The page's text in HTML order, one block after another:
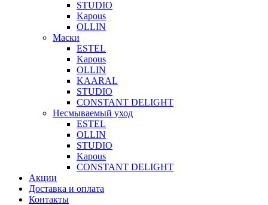
STUDIO
Kapous
OLLIN
Маски
ESTEL
Kapous
OLLIN
KAARAL
STUDIO
CONSTANT DELIGHT
Несмываемый уход
ESTEL
OLLIN
STUDIO
Kapous
CONSTANT DELIGHT
Акции
Доставка и оплата
Контакты